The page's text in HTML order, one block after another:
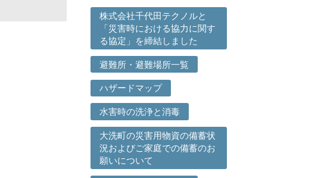
株式会社千代田テクノルと
「災害時における協力に関す
る協定」を締結しました
避難所・避難場所一覧
ハザードマップ
水害時の洗浄と消毒
大洗町の災害用物資の備蓄状
況およびご家庭での備蓄のお
願いについて